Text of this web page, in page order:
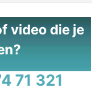
video die je
71 321